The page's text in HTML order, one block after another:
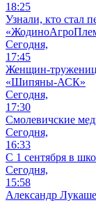
18:25
Узнали, кто стал
Сегодня,
17:45
Женщин-тружениц
«Шипяны-АСК»
Сегодня,
17:30
Смолевичские
Сегодня,
16:33
С 1 сентября в
Сегодня,
15:58
Александр